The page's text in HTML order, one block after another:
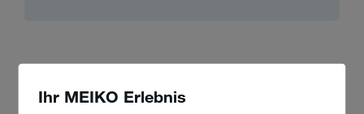
Ihr MEIKO Erlebnis